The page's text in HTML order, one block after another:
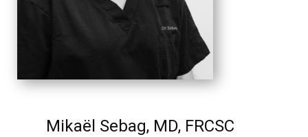
Mikaël Sebag, MD, FRCSC